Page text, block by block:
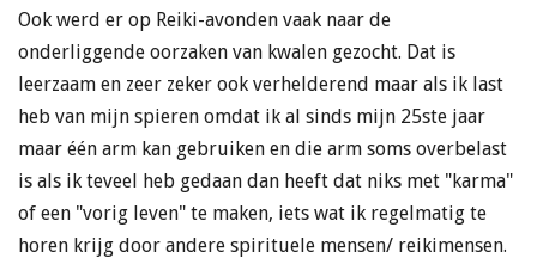
Ook werd er op Reiki-avonden vaak naar de
onderliggende oorzaken van kwalen gezocht. Dat is
leerzaam en zeer zeker ook verhelderend maar als ik last
heb van mijn spieren omdat ik al sinds mijn 25ste jaar
maar één arm kan gebruiken en die arm soms overbelast
is als ik teveel heb gedaan dan heeft dat niks met "karma"
of een "vorig leven" te maken, iets wat ik regelmatig te
horen krijg door andere spirituele mensen/ reikimensen.